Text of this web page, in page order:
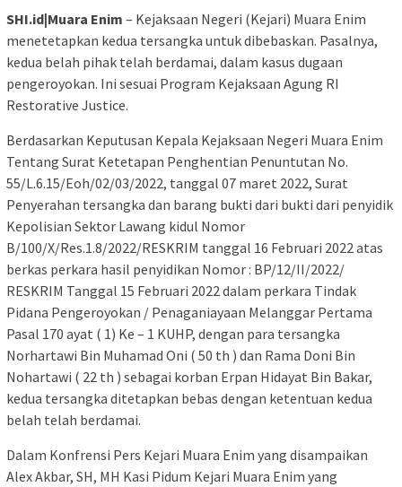
SHI.id|Muara Enim – Kejaksaan Negeri (Kejari) Muara Enim
menetetapkan kedua tersangka untuk dibebaskan. Pasalnya,
kedua belah pihak telah berdamai, dalam kasus dugaan
pengeroyokan. Ini sesuai Program Kejaksaan Agung RI
Restorative Justice.
Berdasarkan Keputusan Kepala Kejaksaan Negeri Muara Enim
Tentang Surat Ketetapan Penghentian Penuntutan No.
55/L.6.15/Eoh/02/03/2022, tanggal 07 maret 2022, Surat
Penyerahan tersangka dan barang bukti dari bukti dari penyidik
Kepolisian Sektor Lawang kidul Nomor
B/100/X/Res.1.8/2022/RESKRIM tanggal 16 Februari 2022 atas
berkas perkara hasil penyidikan Nomor : BP/12/II/2022/
RESKRIM Tanggal 15 Februari 2022 dalam perkara Tindak
Pidana Pengeroyokan / Penaganiayaan Melanggar Pertama
Pasal 170 ayat ( 1) Ke – 1 KUHP, dengan para tersangka
Norhartawi Bin Muhamad Oni ( 50 th ) dan Rama Doni Bin
Nohartawi ( 22 th ) sebagai korban Erpan Hidayat Bin Bakar,
kedua tersangka ditetapkan bebas dengan ketentuan kedua
belah telah berdamai.
Dalam Konfrensi Pers Kejari Muara Enim yang disampaikan
Alex Akbar, SH, MH Kasi Pidum Kejari Muara Enim yang